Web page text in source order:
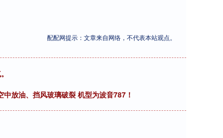
配配网提示：文章来自网络，不代表本站观点。
放油、挡风玻璃破裂 机型为波音787！